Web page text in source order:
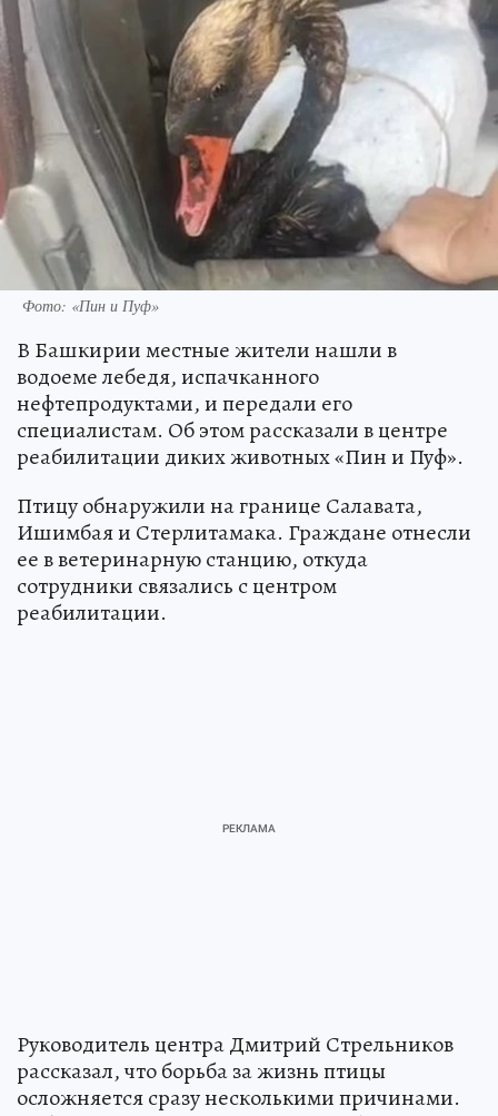
Фото: «Пин и Пуф»
В Башкирии местные жители нашли в
водоеме лебедя, испачканного
нефтепродуктами, и передали его
специалистам. Об этом рассказали в центре
реабилитации диких животных «Пин и Пуф».
Птицу обнаружили на границе Салавата,
Ишимбая и Стерлитамака. Граждане отнесли
ее в ветеринарную станцию, откуда
сотрудники связались с центром
реабилитации.
Руководитель центра Дмитрий Стрельников
рассказал, что борьба за жизнь птицы
осложняется сразу несколькими причинами.